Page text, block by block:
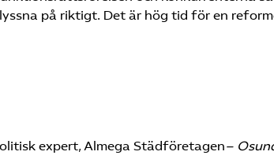
på riktigt. Det är hög tid för en
expert, Almega Städföretagen–